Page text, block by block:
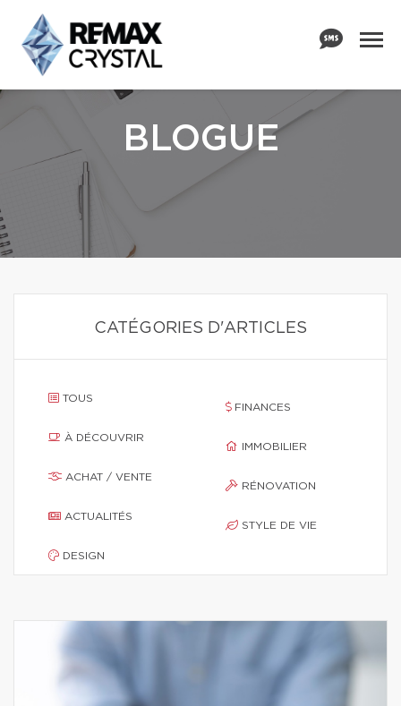
BLOGUE
CATÉGORIES D'ARTICLES
TOUS
À DÉCOUVRIR
ACHAT / VENTE
ACTUALITÉS
DESIGN
FINANCES
IMMOBILIER
RÉNOVATION
STYLE DE VIE